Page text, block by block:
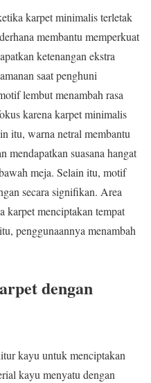
karpet minimalis terletak
membantu memperkuat
ketenangan ekstra
saat penghuni
lembut menambah rasa
karena karpet minimalis
itu, warna netral membantu
mendapatkan suasana hangat
meja. Selain itu, motif
secara signifikan. Area
karpet menciptakan tempat
penggunaannya menambah
dengan
kayu untuk menciptakan
kayu menyatu dengan